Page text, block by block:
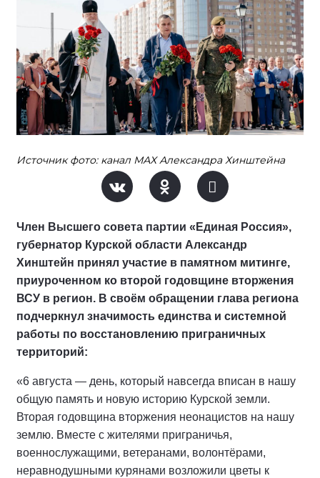
Источник фото: канал МАХ Александра Хинштейна
Член Высшего совета партии «Единая Россия»,
губернатор Курской области Александр
Хинштейн принял участие в памятном митинге,
приуроченном ко второй годовщине вторжения
ВСУ в регион. В своём обращении глава региона
подчеркнул значимость единства и системной
работы по восстановлению приграничных
территорий:
«6 августа — день, который навсегда вписан в нашу
общую память и новую историю Курской земли.
Вторая годовщина вторжения неонацистов на нашу
землю. Вместе с жителями приграничья,
военнослужащими, ветеранами, волонтёрами,
неравнодушными курянами возложили цветы к